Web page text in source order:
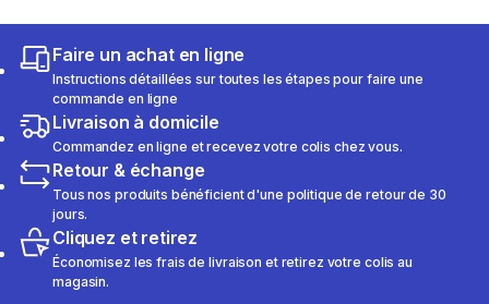
Faire un achat en ligne
Instructions détaillées sur toutes les étapes pour faire une
commande en ligne
Livraison à domicile
Commandez en ligne et recevez votre colis chez vous.
Retour & échange
Tous nos produits bénéficient d'une politique de retour de 30
jours.
Cliquez et retirez
Économisez les frais de livraison et retirez votre colis au
magasin.